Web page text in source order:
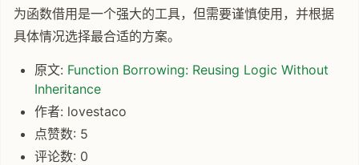
为函数借用是一个强大的工具，但需要谨慎使用，并根据
具体情况选择最合适的方案。
原文: Function Borrowing: Reusing Logic Without
Inheritance
作者: lovestaco
点赞数: 5
评论数: 0